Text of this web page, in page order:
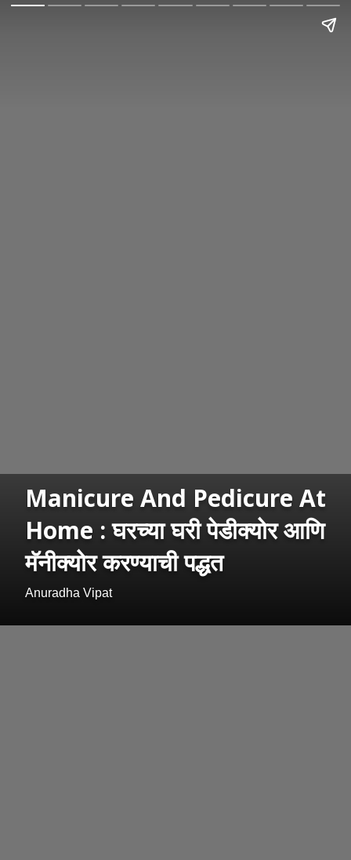
Manicure And Pedicure At
Home : घरच्या घरी पेडीक्योर आणि
मॅनीक्योर करण्याची पद्धत
Anuradha Vipat